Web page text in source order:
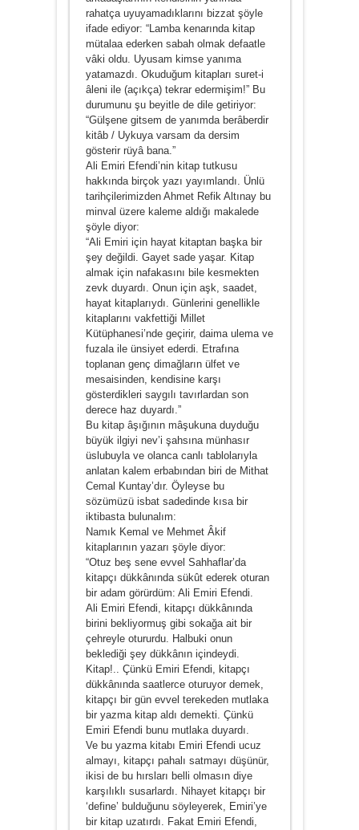
rahatça uyuyamadıklarını bizzat şöyle
ifade ediyor: “Lamba kenarında kitap
mütalaa ederken sabah olmak defaatle
vâki oldu. Uyusam kimse yanıma
yatamazdı. Okuduğum kitapları suret-i
âleni ile (açıkça) tekrar edermişim!” Bu
durumunu şu beyitle de dile getiriyor:
“Gülşene gitsem de yanımda berâberdir
kitâb / Uykuya varsam da dersim
gösterir rüyâ bana.”
Ali Emiri Efendi’nin kitap tutkusu
hakkında birçok yazı yayımlandı. Ünlü
tarihçilerimizden Ahmet Refik Altınay bu
minval üzere kaleme aldığı makalede
şöyle diyor:
“Ali Emiri için hayat kitaptan başka bir
şey değildi. Gayet sade yaşar. Kitap
almak için nafakasını bile kesmekten
zevk duyardı. Onun için aşk, saadet,
hayat kitaplarıydı. Günlerini genellikle
kitaplarını vakfettiği Millet
Kütüphanesi’nde geçirir, daima ulema ve
fuzala ile ünsiyet ederdi. Etrafına
toplanan genç dimağların ülfet ve
mesaisinden, kendisine karşı
gösterdikleri saygılı tavırlardan son
derece haz duyardı.”
Bu kitap âşığının mâşukuna duyduğu
büyük ilgiyi nev’i şahsına münhasır
üslubuyla ve olanca canlı tablolarıyla
anlatan kalem erbabından biri de Mithat
Cemal Kuntay’dır. Öyleyse bu
sözümüzü isbat sadedinde kısa bir
iktibasta bulunalım:
Namık Kemal ve Mehmet Âkif
kitaplarının yazarı şöyle diyor:
“Otuz beş sene evvel Sahhaflar’da
kitapçı dükkânında sükût ederek oturan
bir adam görürdüm: Ali Emiri Efendi.
Ali Emiri Efendi, kitapçı dükkânında
birini bekliyormuş gibi sokağa ait bir
çehreyle otururdu. Halbuki onun
beklediği şey dükkânın içindeydi.
Kitap!.. Çünkü Emiri Efendi, kitapçı
dükkânında saatlerce oturuyor demek,
kitapçı bir gün evvel terekeden mutlaka
bir yazma kitap aldı demekti. Çünkü
Emiri Efendi bunu mutlaka duyardı.
Ve bu yazma kitabı Emiri Efendi ucuz
almayı, kitapçı pahalı satmayı düşünür,
ikisi de bu hırsları belli olmasın diye
karşılıklı susarlardı. Nihayet kitapçı bir
‘define’ bulduğunu söyleyerek, Emiri’ye
bir kitap uzatırdı. Fakat Emiri Efendi,